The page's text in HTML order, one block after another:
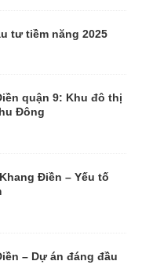
tư tiềm năng 2025
quận 9: Khu đô thị
Đông
Điền – Yếu tố
– Dự án đáng đầu